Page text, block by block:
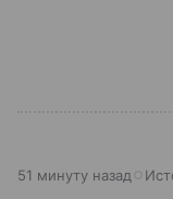
51 минуту назад